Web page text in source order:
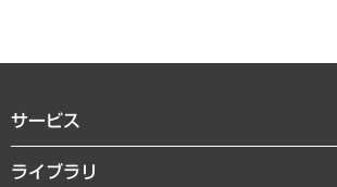
サービス
経営戦略
ライブラリ